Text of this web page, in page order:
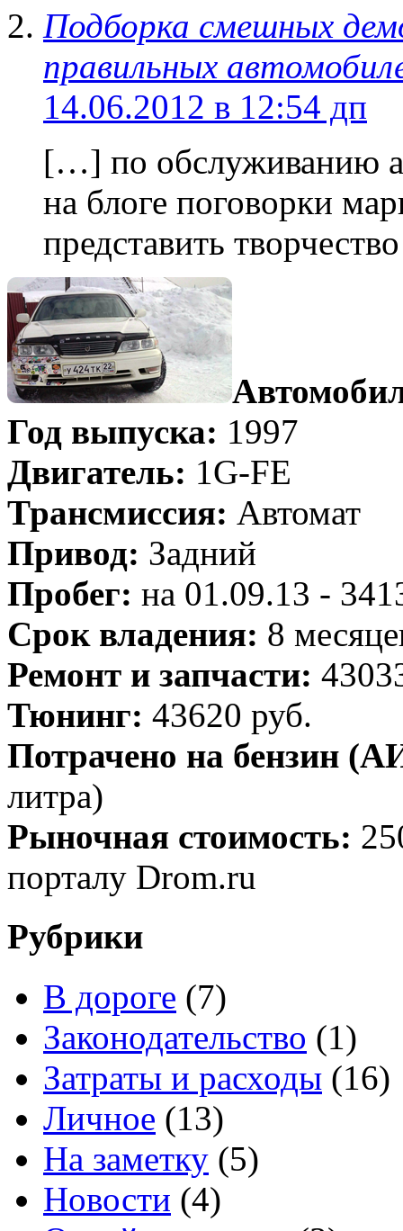
Подборка смешных
правильных
14.06.2012 в 12:54 дп
[…] по обслуживанию
на блоге поговорки
представить
Год выпуска: 1997
Двигатель: 1G-FE
Трансмиссия: Автомат
Привод: Задний
Пробег: на 01.09.13 -
Срок владения: 8
Ремонт и запчасти:
Тюнинг: 43620 руб.
Потрачено на бензин
литра)
Рыночная стоимость:
порталу Drom.ru
Рубрики
В дороге (7)
Законодательство (1)
Затраты и расходы (16)
Личное (13)
На заметку (5)
Новости (4)